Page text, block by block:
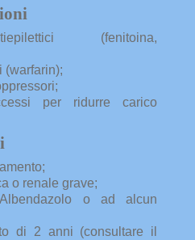
(fenitoina,
(warfarin);
per ridurre carico
o renale grave;
o ad alcun
di 2 anni (consultare il